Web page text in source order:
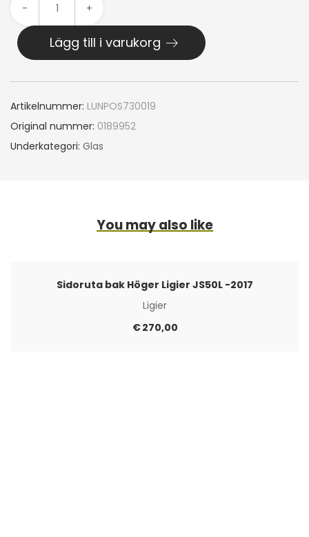
- +
Lägg till i varukorg
Artikelnummer: LUNPOS730019
Original nummer: 0189952
Underkategori: Glas
You may also like
Sidoruta bak Höger Ligier JS50L -2017
Ligier
€270,00